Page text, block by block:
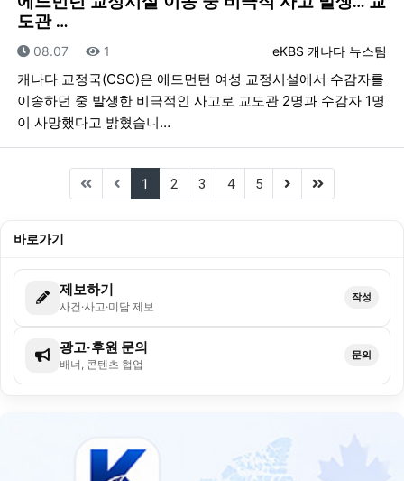
도관 …
등록자
eKBS 캐나다 뉴스팀
등록일
08.07 조회
1
캐나다 교정국(CSC)은 에드먼턴 여성 교정시설에서 수감자를
이송하던 중 발생한 비극적인 사고로 교도관 2명과 수감자 1명
이 사망했다고 밝혔습니…
1 (current)
2 3 4 5 (next)(last)
바로가기
제보하기
사건·사고·미담 제보
작성
광고·후원 문의
배너, 콘텐츠 협업
문의